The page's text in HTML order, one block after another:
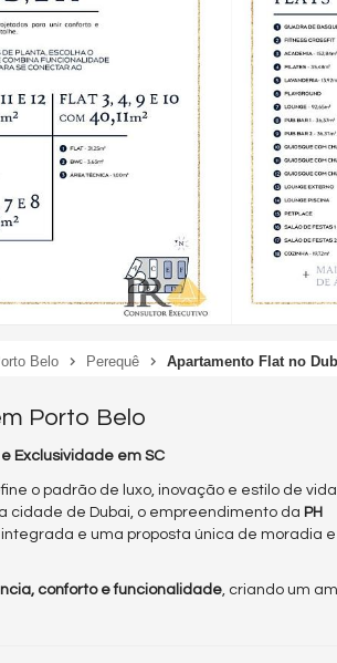
Belo Perequê Apartamento Flat no
Porto Belo
Exclusividade em SC
o padrão de luxo, inovação e estilo de vida
cidade de Dubai, o empreendimento da PH
e uma proposta única de moradia e
conforto e funcionalidade, criando um